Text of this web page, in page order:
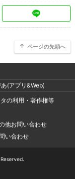
ページの先頭へ
(アプリ&Web)
の利用・著作権等
他お問い合わせ
い合わせ